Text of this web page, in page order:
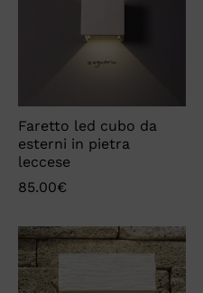
Faretto led cubo da
esterni in pietra
leccese
85.00€